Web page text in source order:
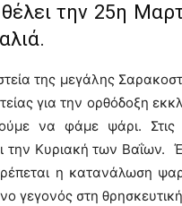
την 25η
της μεγάλης
για την ορθόδοξη
να φάμε ψάρι.
την Κυριακή των Βαΐων.
η κατανάλωση
γεγονός στη